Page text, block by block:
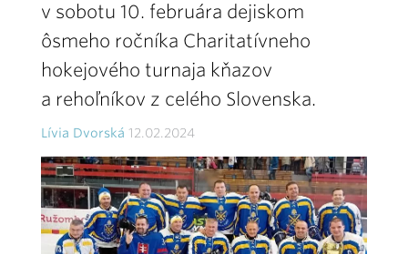
v sobotu 10. februára dejiskom
ôsmeho ročníka Charitatívneho
hokejového turnaja kňazov
a rehoľníkov z celého Slovenska.
Lívia Dvorská 12.02.2024